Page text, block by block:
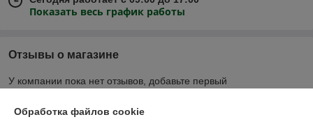
Показать весь график работы
Отзывы о магазине
У компании пока нет отзывов, добавьте первый
Обработка файлов cookie